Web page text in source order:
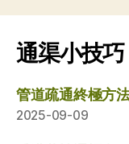
通渠小技巧
管道疏通終極方
2025-09-09